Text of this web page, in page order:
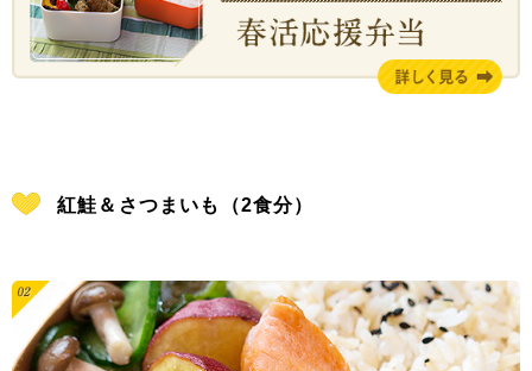
紅鮭＆さつまいも（2食分）